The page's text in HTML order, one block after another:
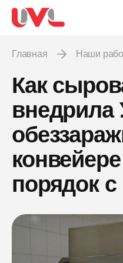
Главная Наши
Как
внедрила
порядок